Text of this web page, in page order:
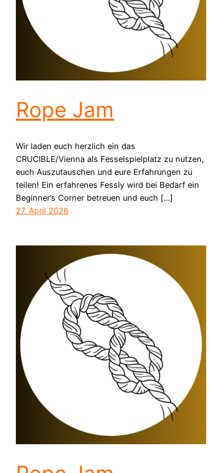
Rope Jam
Wir laden euch herzlich ein das
CRUCIBLE/Vienna als Fesselspielplatz zu nutzen,
euch Auszutauschen und eure Erfahrungen zu
teilen! Ein erfahrenes Fessly wird bei Bedarf ein
Beginner’s Corner betreuen und euch […]
27. April 2026